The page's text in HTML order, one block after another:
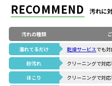
RECOMMEND 汚れに
汚れの種類
濡れてるだけ 乾燥サービス でも
砂汚れ
クリーニングで対
ほこり
クリーニングで対